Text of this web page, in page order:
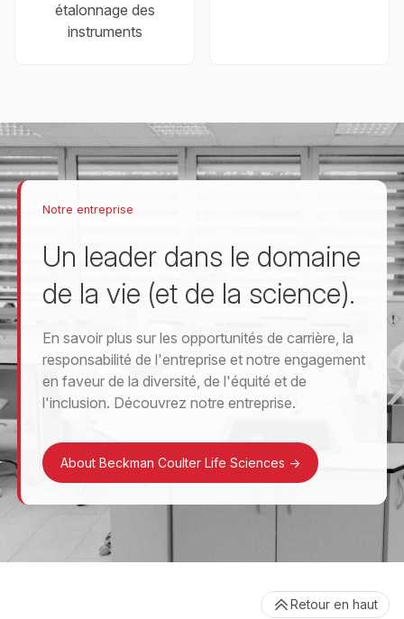
étalonnage des
instruments
Notre entreprise
Un leader dans le domaine
de la vie (et de la science).
En savoir plus sur les opportunités de carrière, la
responsabilité de l'entreprise et notre engagement
en faveur de la diversité, de l'équité et de
l'inclusion. Découvrez notre entreprise.
About Beckman Coulter Life Sciences ->
Retour en haut